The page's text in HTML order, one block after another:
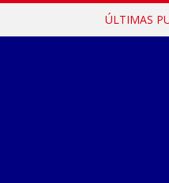
ÚLTIMAS